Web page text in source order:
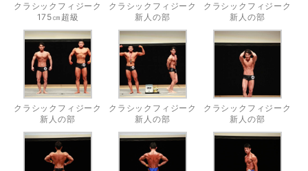
クラシックフィジーク
175㎝超級
クラシックフィジーク
新人の部
クラシックフィジーク
新人の部
クラシックフィジーク
新人の部
クラシックフィジーク
新人の部
クラシックフィジーク
新人の部